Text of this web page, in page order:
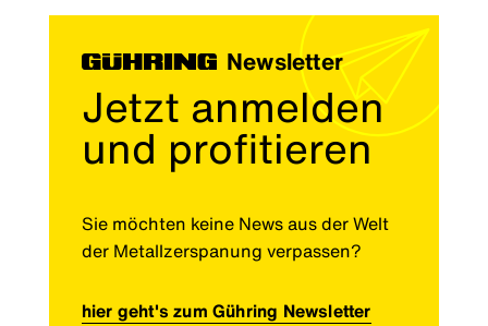
Newsletter
Jetzt anmelden
und profitieren
Sie möchten keine News aus der Welt
der Metallzerspanung verpassen?
hier geht's zum Gühring Newsletter